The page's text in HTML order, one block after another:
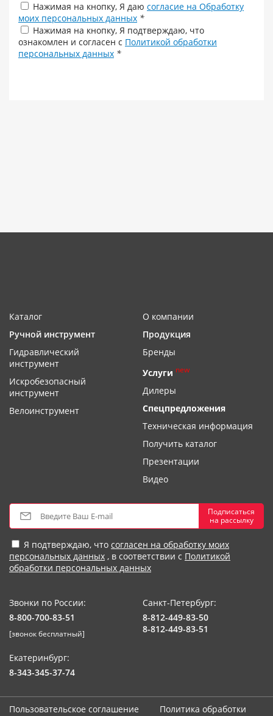
Нажимая на кнопку, Я даю согласие на Обработку
моих персональных данных *
Нажимая на кнопку, Я подтверждаю, что
ознакомлен и согласен с Политикой обработки
персональных данных *
Каталог
Ручной инструмент
Гидравлический
инструмент
Искробезопасный
инструмент
Велоинструмент
О компании
Продукция
Бренды
Услуги new
Дилеры
Спецпредложения
Техническая информация
Получить каталог
Презентации
Видео
Подписаться
на рассылку
Я подтверждаю, что согласен на обработку моих
персональных данных , в соответствии с Политикой
обработки персональных данных
Звонки по России:
8-800-700-83-51
[звонок бесплатный]
Санкт-Петербург:
8-812-449-83-50
8-812-449-83-51
Екатеринбург:
8-343-345-37-74
Пользовательское соглашение
Политика обработки